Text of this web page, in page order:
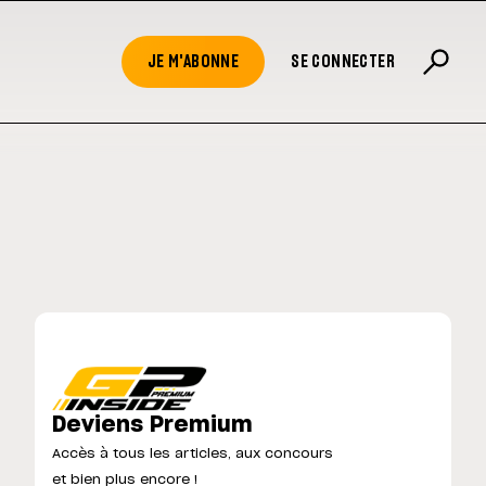
JE M'ABONNE SE CONNECTER
Deviens Premium
Accès à tous les articles, aux concours
et bien plus encore !